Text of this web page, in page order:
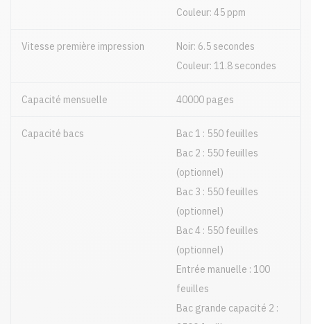
Couleur: 45 ppm
Vitesse première impression
Noir: 6.5 secondes
Couleur: 11.8 secondes
Capacité mensuelle 40000 pages
Capacité bacs
Bac 1 : 550 feuilles
Bac 2 : 550 feuilles
(optionnel)
Bac 3 : 550 feuilles
(optionnel)
Bac 4 : 550 feuilles
(optionnel)
Entrée manuelle : 100
feuilles
Bac grande capacité 2 :